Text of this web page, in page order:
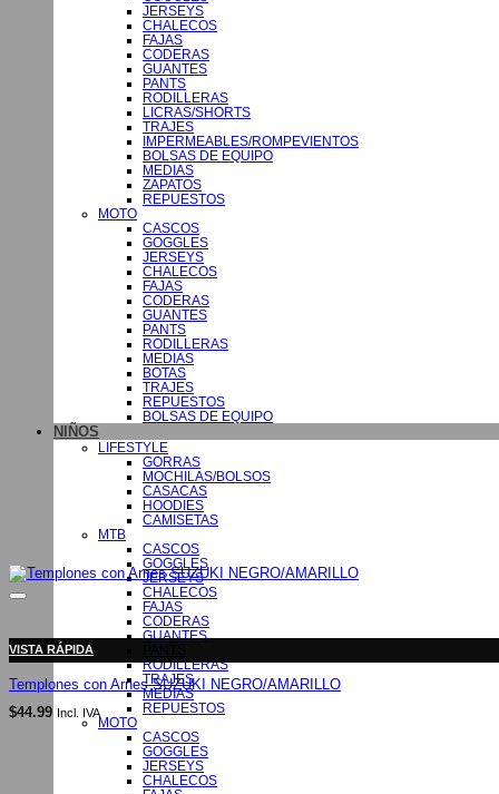
JERSEYS
CHALECOS
FAJAS
CODERAS
GUANTES
PANTS
RODILLERAS
LICRAS/SHORTS
TRAJES
IMPERMEABLES/ROMPEVIENTOS
BOLSAS DE EQUIPO
MEDIAS
ZAPATOS
REPUESTOS
MOTO
CASCOS
GOGGLES
JERSEYS
CHALECOS
FAJAS
CODERAS
GUANTES
PANTS
RODILLERAS
MEDIAS
BOTAS
TRAJES
REPUESTOS
BOLSAS DE EQUIPO
NIÑOS
LIFESTYLE
GORRAS
MOCHILAS/BOLSOS
CASACAS
HOODIES
CAMISETAS
MTB
CASCOS
GOGGLES
JERSEYS
CHALECOS
FAJAS
CODERAS
GUANTES
RODILLERAS
TRAJES
MEDIAS
REPUESTOS
MOTO
CASCOS
GOGGLES
JERSEYS
CHALECOS
VISTA RÁPIDA
Templones con Arnes SUZUKI NEGRO/AMARILLO
$44.99 Incl. IVA